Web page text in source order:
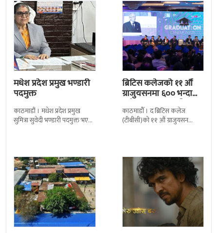
मधेश प्रदेश प्रमुख भण्डारी
पदमुक्त
काठमाडौं । मधेश प्रदेश प्रमुख
सुमित्रा सुवेदी भण्डारी पदमुक्त भएकी
ब्रिटिस कलेजको ११ औँ
ग्राजुयसनमा ६०० भन्दा
बढी ग्राजुयट सम्मानित
काठमाडौँ । द ब्रिटिस कलेज
(टीबीसी)को ११ औं ग्राजुयसन